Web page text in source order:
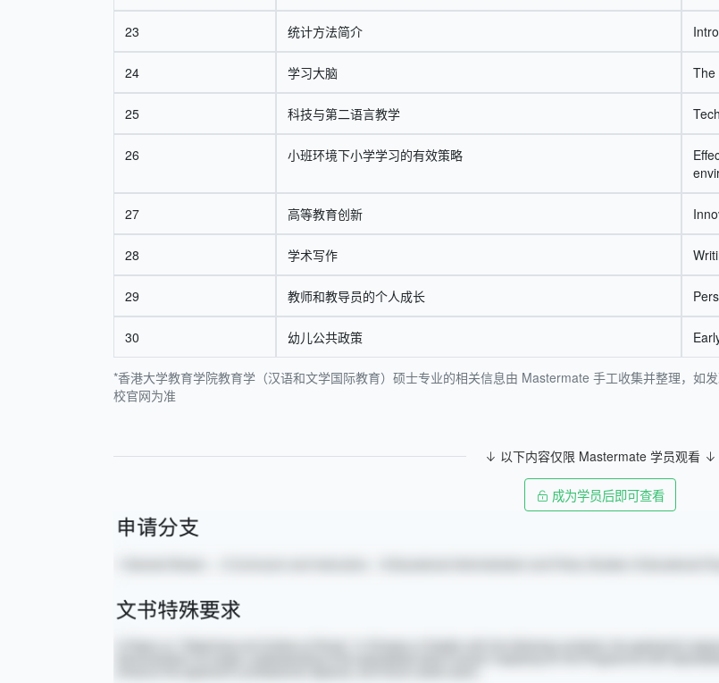
*香港大学教育学院教育学（汉语和文学国际教育）硕士专业的相关信息由 Mastermate 手工收集并整理，如
校官网为准
23 统计方法简介
24 学习大脑 The
25 科技与第二语言教学
26 小班环境下小学学习的有效策略
27 高等教育创新
28 学术写作
29 教师和教导员的个人成长
30 幼儿公共政策
以下内容仅限 Mastermate 学员观看
成为学员后即可查看